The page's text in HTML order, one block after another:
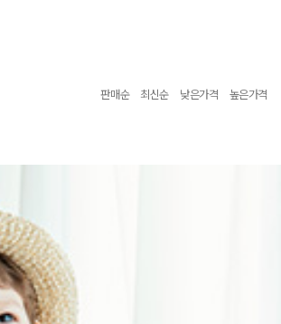
판매순 최신순 낮은가격 높은가격